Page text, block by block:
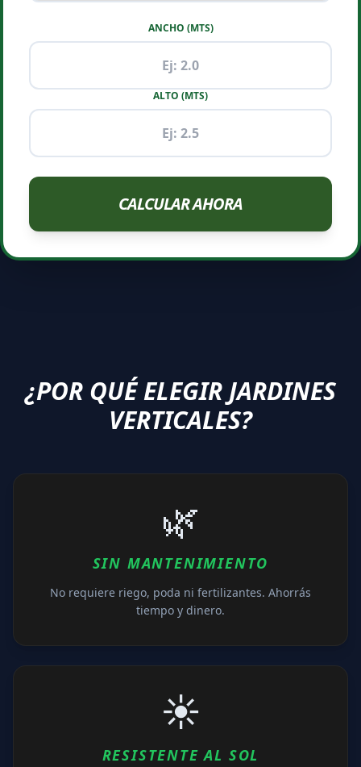
ANCHO (MTS)
ALTO (MTS)
CALCULAR AHORA
¿POR QUÉ ELEGIR JARDINES
VERTICALES?
🌿
SIN MANTENIMIENTO
No requiere riego, poda ni fertilizantes. Ahorrás
tiempo y dinero.
☀️
RESISTENTE AL SOL